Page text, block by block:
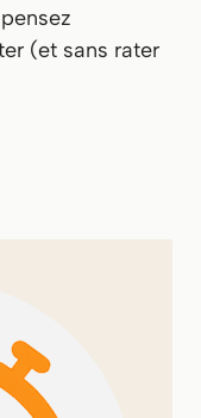
(et sans rater